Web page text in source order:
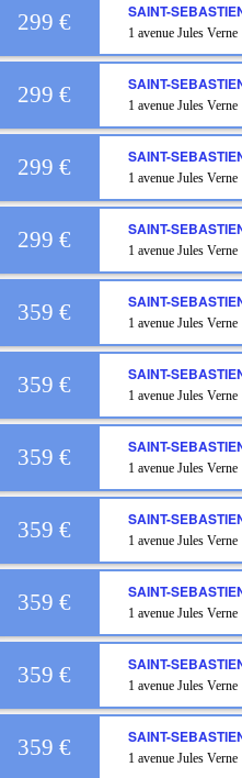
299 € SAINT-
1 avenue Jules Verne
299 € SAINT-
1 avenue Jules Verne
299 € SAINT-
1 avenue Jules Verne
299 € SAINT-
1 avenue Jules Verne
359 € SAINT-
1 avenue Jules Verne
359 € SAINT-
1 avenue Jules Verne
359 € SAINT-
1 avenue Jules Verne
359 € SAINT-
1 avenue Jules Verne
359 € SAINT-
1 avenue Jules Verne
359 € SAINT-
1 avenue Jules Verne
359 € SAINT-
1 avenue Jules Verne